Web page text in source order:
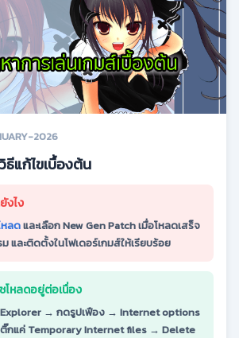
2026
แก้ไขเบื้องต้น
งไง
หลดและเลือก New Gen Patch เมื่อโหลดเสร็จ
และติดตั้งในโฟเดอร์เกมส์ให้เรียบร้อย
หลดอยู่ต่อเนื่อง
→ กดรูปเฟือง → Internet options
แค่ Temporary Internet files → Delete